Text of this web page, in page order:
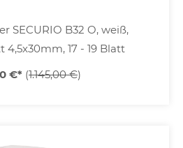
SECURIO B32 O, weiß,
17 - 19 Blatt
€* (1.145,00 €)